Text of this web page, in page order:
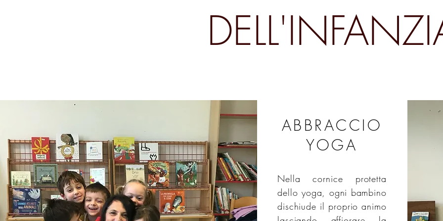
ABBRACCIO
YOGA
Nella cornice protetta
dello yoga, ogni bambino
dischiude il proprio animo